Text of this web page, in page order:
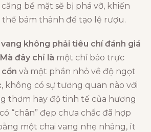
bề mặt sẽ bị phá vỡ, khiến
bám thành để tạo lệ rượu.
không phải tiêu chí đánh giá
đây chỉ là một chỉ báo trực
và một phần nhỏ về độ ngọt
, không có sự tương quan nào với
thơm hay độ tinh tế của hương
“chân” đẹp chưa chắc đã hợp
một chai vang nhẹ nhàng, ít